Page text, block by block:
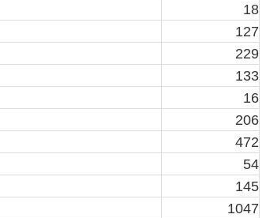
18
127
229
133
16
206
472
54
145
1047